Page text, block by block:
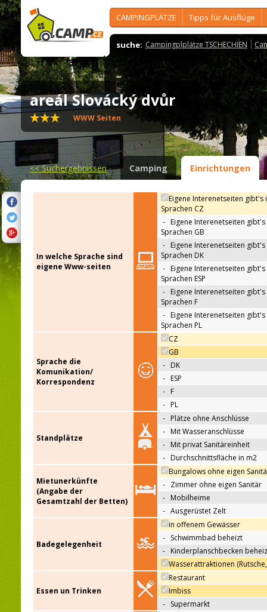
CAMPINGPLÄTZE Tipps für Ausflüge
suche: Campingplplätze TSCHECHIEN
areál Slovácký dvůr
WWW Seiten
<<Suchergebnissen Camping Einrichtungen
In welche Sprache sind
eigene Www-seiten
Eigene Interenetseiten gibt's
Sprachen CZ
- Eigene Interenetseiten gibt's
Sprachen GB
- Eigene Interenetseiten gibt's
Sprachen DK
- Eigene Interenetseiten gibt's
Sprachen ESP
- Eigene Interenetseiten gibt's
Sprachen F
- Eigene Interenetseiten gibt's
Sprachen PL
Sprache die
Komunikation/
Korrespondenz
CZ
GB
- DK
- ESP
- F
- PL
Standplätze
- Plätze ohne Anschlüsse
- Mit Wasseranschlüsse
- Mit privat Sanitäreinheit
- Durchschnittsfläche in m2
Mietunerkünfte
(Angabe der
Gesamtzahl der Betten)
Bungalows ohne eigen
- Zimmer ohne eigen Sanitär
- Mobilheime
- Ausgerüstet Zelt
Badegelegenheit
in offenem Gewässer
- Schwimmbad beheizt
- Kinderplanschbecken
Wasserattraktionen
Essen un Trinken
Restaurant
Imbiss
- Supermarkt